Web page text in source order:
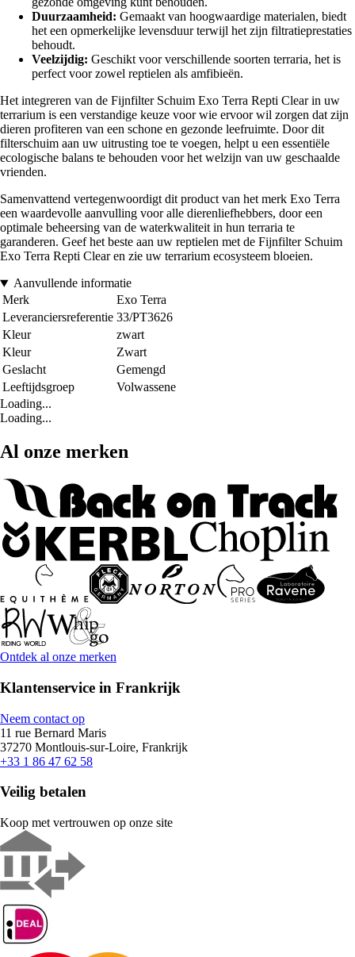
Duurzaamheid: Gemaakt van hoogwaardige materialen, biedt
het een opmerkelijke levensduur terwijl het zijn filtratieprestaties
behoudt.
Veelzijdig: Geschikt voor verschillende soorten terraria, het is
perfect voor zowel reptielen als amfibieën.
Het integreren van de Fijnfilter Schuim Exo Terra Repti Clear in uw
terrarium is een verstandige keuze voor wie ervoor wil zorgen dat zijn
dieren profiteren van een schone en gezonde leefruimte. Door dit
filterschuim aan uw uitrusting toe te voegen, helpt u een essentiële
ecologische balans te behouden voor het welzijn van uw geschaalde
vrienden.
Samenvattend vertegenwoordigt dit product van het merk Exo Terra
een waardevolle aanvulling voor alle dierenliefhebbers, door een
optimale beheersing van de waterkwaliteit in hun terraria te
garanderen. Geef het beste aan uw reptielen met de Fijnfilter Schuim
Exo Terra Repti Clear en zie uw terrarium ecosysteem bloeien.
Aanvullende informatie
Merk
Exo Terra
Leveranciersreferentie 33/PT3626
Kleur
zwart
Kleur
Zwart
Geslacht
Gemengd
Leeftijdsgroep
Volwassene
Loading...
Loading...
Al onze merken
Ontdek al onze merken
Klantenservice in Frankrijk
Neem contact op
11 rue Bernard Maris
37270 Montlouis-sur-Loire, Frankrijk
+33 1 86 47 62 58
Veilig betalen
Koop met vertrouwen op onze site